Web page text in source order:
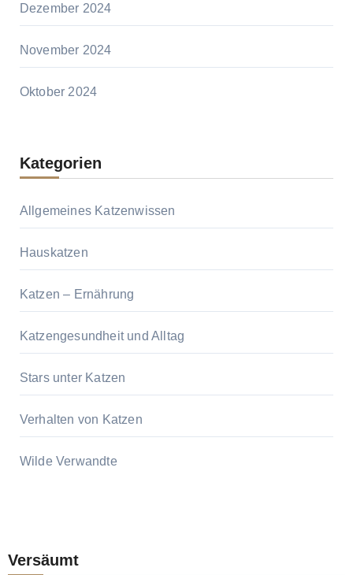
Dezember 2024
November 2024
Oktober 2024
Kategorien
Allgemeines Katzenwissen
Hauskatzen
Katzen – Ernährung
Katzengesundheit und Alltag
Stars unter Katzen
Verhalten von Katzen
Wilde Verwandte
Versäumt